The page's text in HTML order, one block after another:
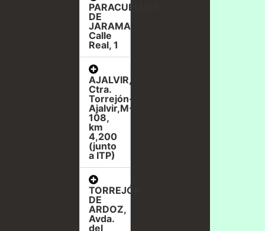
PARACUELLOS
DE
JARAMA,
Calle
Real, 1
AJALVIR,
Ctra.
Torrejón-
Ajalvir,M-
108,
km
4,200
(junto
a ITP)
TORREJÓN
DE
ARDOZ,
Avda.
del